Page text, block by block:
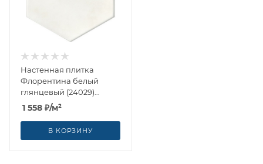
Настенная плитка
Флорентина белый
глянцевый (24029)
20x23.1x0.69 от Kerama
Marazzi (Россия)
1 558 ₽/м²
В КОРЗИНУ